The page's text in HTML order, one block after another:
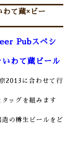
て蔵×ビー
Pubスペシ
わて蔵ビール
2013に合わせて行
ッグを組みます
の樽生ビールをど